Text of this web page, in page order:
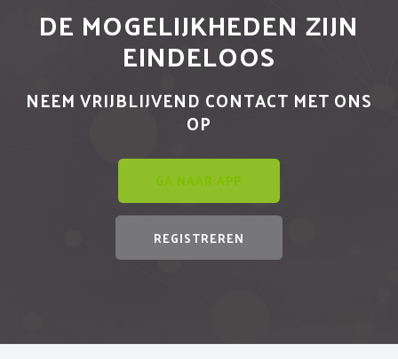
DE MOGELIJKHEDEN ZIJN
EINDELOOS
NEEM VRIJBLIJVEND CONTACT MET ONS
OP
GA NAAR APP
REGISTREREN